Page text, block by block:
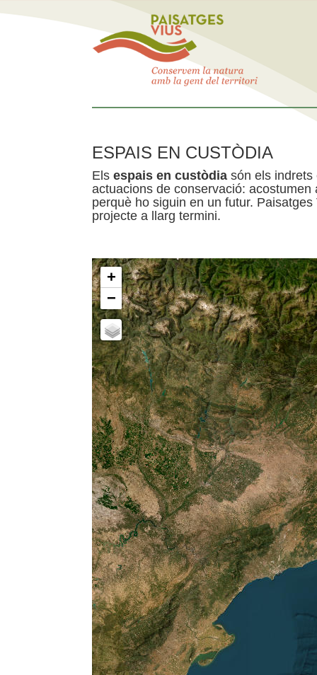
ESPAIS EN CUSTÒDIA
Els espais en custòdia són els indrets
actuacions de conservació:
perquè ho siguin en un futur.
projecte a llarg termini.
+
−